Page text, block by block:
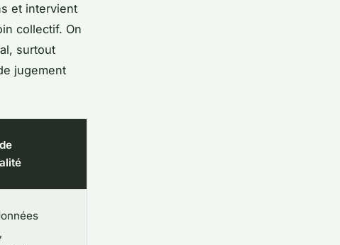
et intervient
collectif. On
surtout
jugement